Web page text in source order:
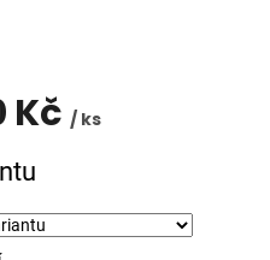
Kč / ks